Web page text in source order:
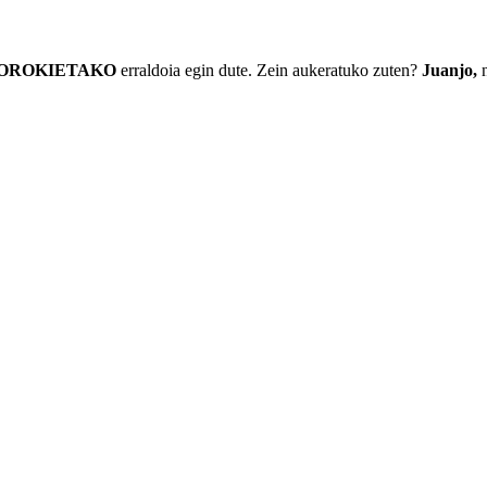
erraldoia egin dute. Zein aukeratuko zuten? Juanjo,